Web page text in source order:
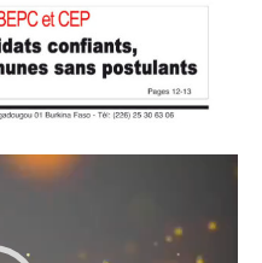
Lecteur